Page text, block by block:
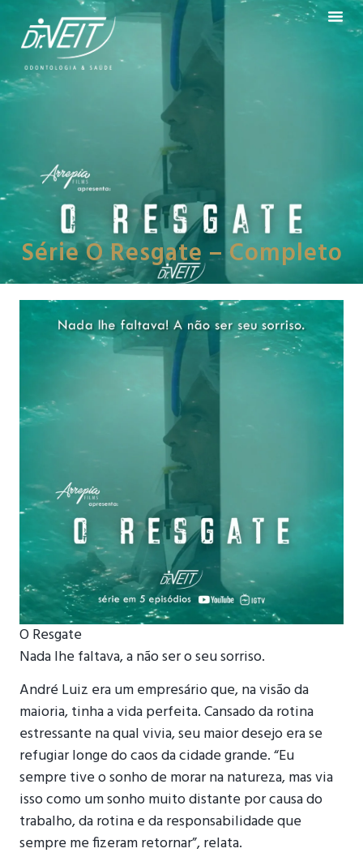
Série O Resgate – Completo
O Resgate
Nada lhe faltava, a não ser o seu sorriso.
André Luiz era um empresário que, na visão da
maioria, tinha a vida perfeita. Cansado da rotina
estressante na qual vivia, seu maior desejo era se
refugiar longe do caos da cidade grande. “Eu
sempre tive o sonho de morar na natureza, mas via
isso como um sonho muito distante por causa do
trabalho, da rotina e da responsabilidade que
sempre me fizeram retornar”, relata.